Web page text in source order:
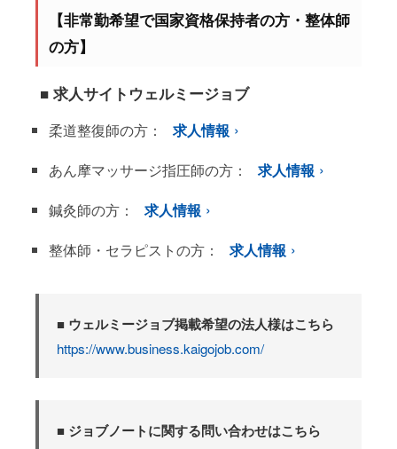
【非常勤希望で国家資格保持者の方・整体師
の方】
■ 求人サイトウェルミージョブ
柔道整復師の方：
求人情報
あん摩マッサージ指圧師の方：
求人情報
鍼灸師の方：
求人情報
整体師・セラピストの方：
求人情報
■ ウェルミージョブ掲載希望の法人様はこちら
https://www.business.kaigojob.com/
■ ジョブノートに関する問い合わせはこちら